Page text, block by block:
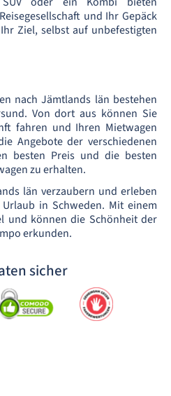
und Ihr Gepäck
Ziel, selbst auf unbefestigten
nach Jämtlands län bestehen
Von dort aus können Sie
fahren und Ihren Mietwagen
Angebote der verschiedenen
besten Preis und die besten
zu erhalten.
län verzaubern und erleben
in Schweden. Mit einem
und können die Schönheit der
erkunden.
sicher